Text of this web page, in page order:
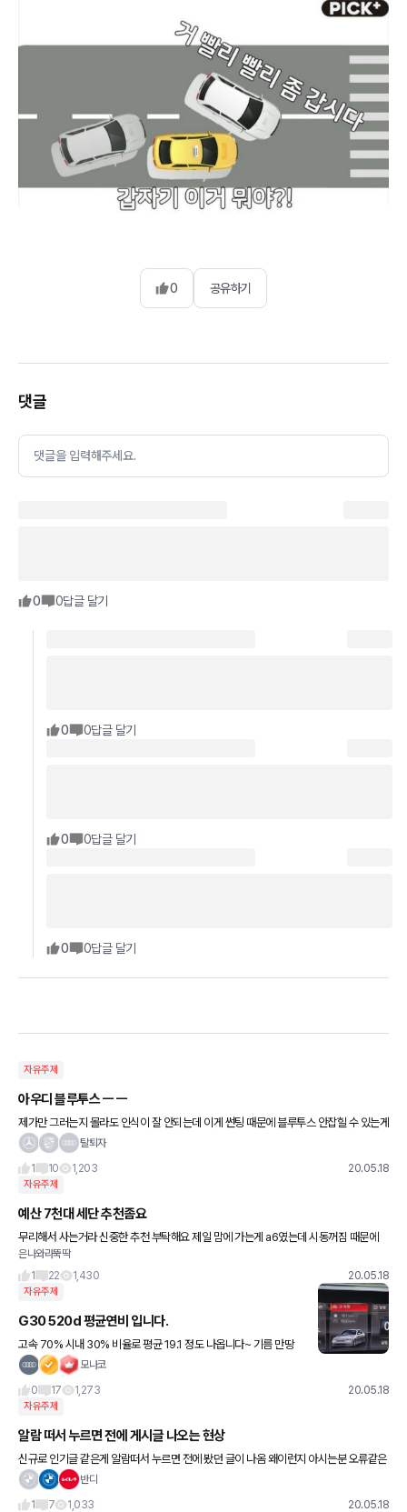
0 공유하기
댓글
댓글을 입력해주세요.
0 0답글 달기
0 0답글 달기
0 0답글 달기
0 0답글 달기
자유주제
아우디 블루투스 ㅡ ㅡ
제가만 그러는지 몰라도 인식이 잘 안되는데 이게 썬팅 때문에 블루투스 안잡힐 수 있는게
맞나요??? 금속재질 썬팅은 좀 방해가 된다고 들은 것 같은데..
탈퇴자
1
10 1,203 20.05.18
자유주제
예산 7천대 세단 추천좀요
무리해서 사는거라 신중한 추천 부탁해요 제일 맘에 가는게 a6였는데 시동꺼짐 때문에
포기할려구요 차는 거의 혼자탑니다. 무난한 세단 뭐가 있을까요? 강원도문제 비엠도 패
스하면요 외제차가 처음이라 두
은나와라뚝딱
1
22 1,430 20.05.18
자유주제
G30 520d 평균연비 입니다.
고속 70% 시내 30% 비율로 평균 19.1 정도 나옵니다~ 기름 만땅
넣으면 1100km 정도 타는거 같네요
모나코
0
17 1,273 20.05.18
자유주제
알람 떠서 누르면 전에 게시글 나오는 현상
신규로 인기글 같은게 알람떠서 누르면 전에 봤던 글이 나옴 왜이런지 아시는분 오류같은
데. 예를 들어 소렌토 글보고 끄고 나중에 비엠 게시글 알람 누르면 아까 본 소렌토 게시글
반디
1
7 1,033 20.05.18